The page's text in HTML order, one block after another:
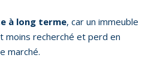
à long terme, car un immeuble
moins recherché et perd en
marché.